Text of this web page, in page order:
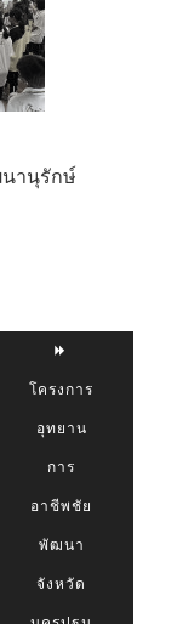
นานุรักษ์
โครงการ
อุทยาน
การ
อาชีพชัย
พัฒนา
จังหวัด